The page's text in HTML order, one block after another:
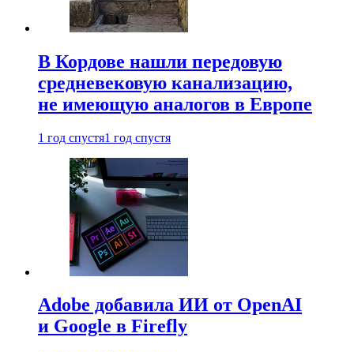
В Кордове нашли передовую
средневековую канализацию,
не имеющую аналогов в Европе
1 год спустя1 год спустя
Adobe добавила ИИ от OpenAI
и Google в Firefly